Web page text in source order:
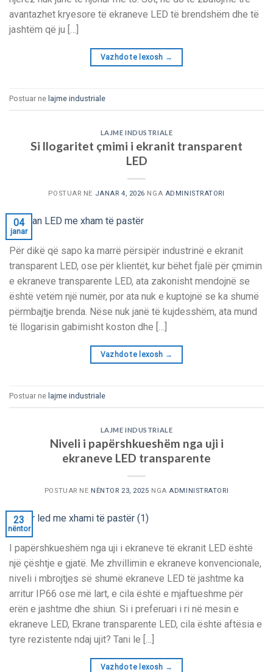
avantazhet kryesore të ekraneve LED të brendshëm dhe të
jashtëm që ju […]
Vazhdo te lexosh →
Postuar ne lajme industriale
LAJME INDUSTRIALE
Si llogaritet çmimi i ekranit transparent
LED
POSTUAR NE JANAR 4, 2026 NGA ADMINISTRATORI
04
janar
Për dikë që sapo ka marrë përsipër industrinë e ekranit
transparent LED, ose për klientët, kur bëhet fjalë për çmimin
e ekraneve transparente LED, ata zakonisht mendojnë se
është vetëm një numër, por ata nuk e kuptojnë se ka shumë
përmbajtje brenda. Nëse nuk janë të kujdesshëm, ata mund
të llogarisin gabimisht koston dhe […]
Vazhdo te lexosh →
Postuar ne lajme industriale
LAJME INDUSTRIALE
Niveli i papërshkueshëm nga uji i
ekraneve LED transparente
POSTUAR NE NËNTOR 23, 2025 NGAADMINISTRATORI
23
nëntor
I papërshkueshëm nga uji i ekraneve të ekranit LED është
një çështje e gjatë. Me zhvillimin e ekraneve konvencionale,
niveli i mbrojtjes së shumë ekraneve LED të jashtme ka
arritur IP66 ose më lart, e cila është e mjaftueshme për
erën e jashtme dhe shiun. Si i preferuari i ri në mesin e
ekraneve LED, Ekrane transparente LED, cila është aftësia e
tyre rezistente ndaj ujit? Tani le […]
Vazhdo te lexosh →